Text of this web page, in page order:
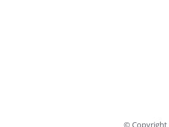
© Copyright